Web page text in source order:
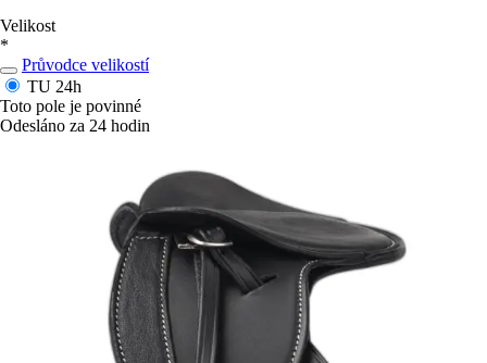
Velikost
*
Průvodce velikostí
TU 24h
Toto pole je povinné
Odesláno za 24 hodin